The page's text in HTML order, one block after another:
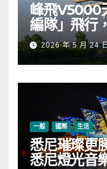
峰飛V5000
編隊」飛行
段2026 年 5 月 24
一般 國際 生活
悉尼璀璨更
悉尼燈光音